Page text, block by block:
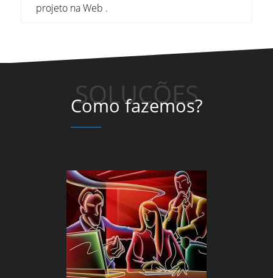
projeto na Web .
SOLUÇÕES
Como fazemos?